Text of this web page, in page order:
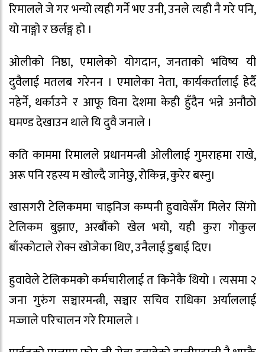
रिमालले जे गर भन्यो त्यही गर्ने भए उनी, उनले त्यही नै गरे पनि,
यो नाङ्गो र छर्लङ्ग हो ।
ओलीको निष्ठा, एमालेको योगदान, जनताको भविष्य यी
दुवैलाई मतलब गरेनन । एमालेका नेता, कार्यकर्तालाई हेर्दै
नहेर्ने, थर्काउने र आफू विना देशमा केही हुँदैन भन्ने अनौठो
घमण्ड देखाउन थाले यि दुवै जनाले ।
कति काममा रिमालले प्रधानमन्त्री ओलीलाई गुमराहमा राखे,
अरू पनि रहस्य म खोल्दै जानेछु, रोकिन्न, कुरेर बस्नु।
खासगरी टेलिकममा चाइनिज कम्पनी हुवावेसँग मिलेर सिंगो
टेलिकम बुझाए, अरबौंको खेल भयो, यही कुरा गोकुल
बाँस्कोटाले रोक्न खोजेका थिए, उनैलाई डुबाई दिए।
हुवावेले टेलिकमको कर्मचारीलाई त किनेकै थियो । त्यसमा २
जना गुरुंग सञ्चारमन्त्री, सञ्चार सचिव राधिका अर्याललाई
मज्जाले परिचालन गरे रिमालले ।